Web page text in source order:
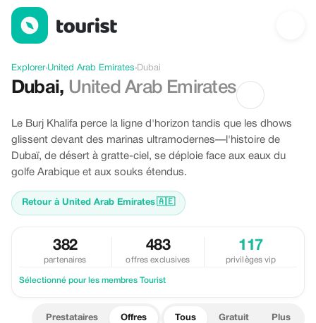
Offres à Dubai, United Arab Emirates
Explorer›United Arab Emirates›Dubai
Dubai, United Arab Emirates
Le Burj Khalifa perce la ligne d'horizon tandis que les dhows
glissent devant des marinas ultramodernes—l'histoire de
Dubaï, de désert à gratte-ciel, se déploie face aux eaux du
golfe Arabique et aux souks étendus.
Retour à United Arab Emirates🇦🇪
382
partenaires
483
offres exclusives
117
privilèges vip
Sélectionné pour les membres Tourist
Prestataires Offres Tous Gratuit Plus